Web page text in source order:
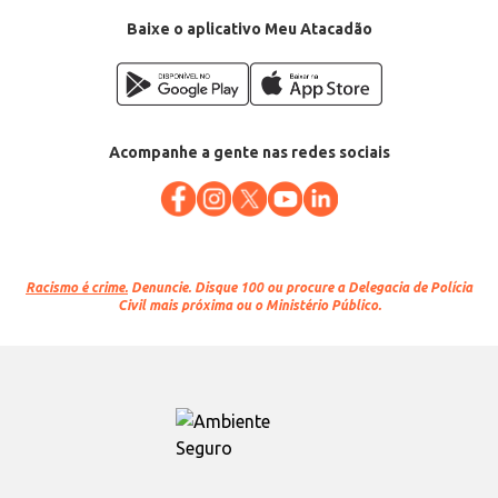
Baixe o aplicativo Meu Atacadão
Acompanhe a gente nas redes sociais
Racismo é crime. Denuncie. Disque 100 ou procure a Delegacia de Polícia
Civil mais próxima ou o Ministério Público.